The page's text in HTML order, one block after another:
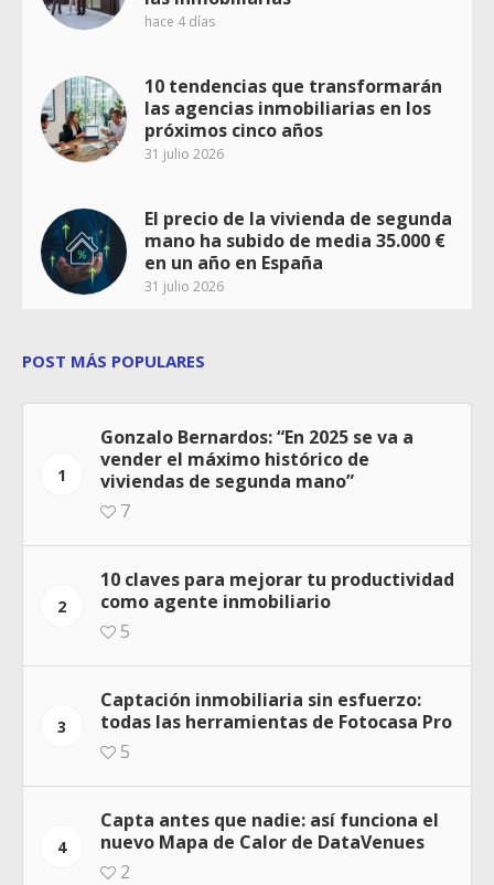
hace 4 días
10 tendencias que transformarán
las agencias inmobiliarias en los
próximos cinco años
31 julio 2026
El precio de la vivienda de segunda
mano ha subido de media 35.000 €
en un año en España
31 julio 2026
POST MÁS POPULARES
1
Gonzalo Bernardos: “En 2025 se va a
vender el máximo histórico de
viviendas de segunda mano”
7
2
10 claves para mejorar tu productividad
como agente inmobiliario
5
3
Captación inmobiliaria sin esfuerzo:
todas las herramientas de Fotocasa Pro
5
4
Capta antes que nadie: así funciona el
nuevo Mapa de Calor de DataVenues
2